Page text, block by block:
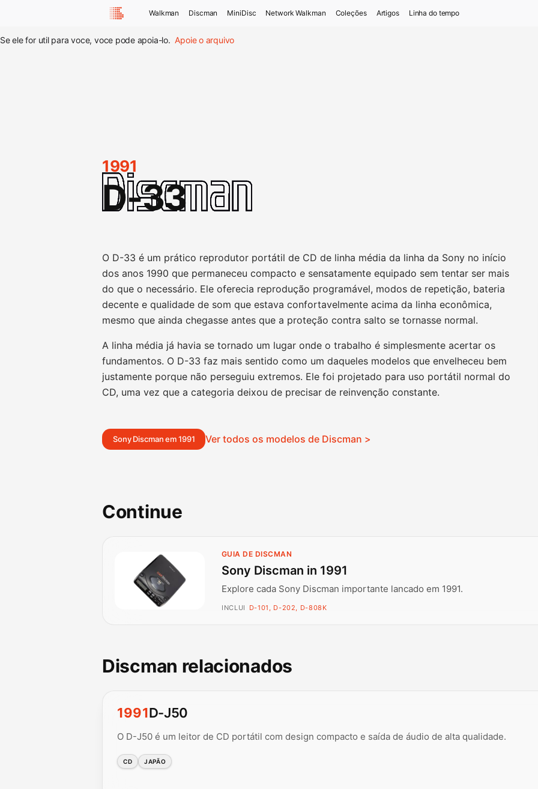
Walkman Discman MiniDisc Network Walkman Coleções Artigos Linha do tempo
Se ele for util para voce, voce pode apoia-lo. Apoie o arquivo
1991
D-33
O D-33 é um prático reprodutor portátil de CD de linha média da linha da Sony no início
dos anos 1990 que permaneceu compacto e sensatamente equipado sem tentar ser mais
do que o necessário. Ele oferecia reprodução programável, modos de repetição, bateria
decente e qualidade de som que estava confortavelmente acima da linha econômica,
mesmo que ainda chegasse antes que a proteção contra salto se tornasse normal.
A linha média já havia se tornado um lugar onde o trabalho é simplesmente acertar os
fundamentos. O D-33 faz mais sentido como um daqueles modelos que envelheceu bem
justamente porque não perseguiu extremos. Ele foi projetado para uso portátil normal do
CD, uma vez que a categoria deixou de precisar de reinvenção constante.
Sony Discman em 1991 Ver todos os modelos de Discman >
Continue
GUIA DE DISCMAN
Sony Discman in 1991
Explore cada Sony Discman importante lancado em 1991.
INCLUI D-101, D-202, D-808K
Discman relacionados
1991D-J50
O D-J50 é um leitor de CD portátil com design compacto e saída de áudio de alta qualidade.
CD JAPÃO